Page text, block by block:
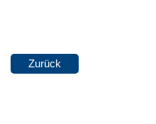
Zurück